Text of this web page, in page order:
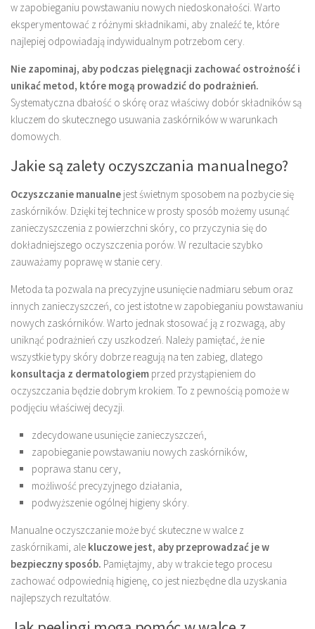
w zapobieganiu powstawaniu nowych niedoskonałości. Warto
eksperymentować z różnymi składnikami, aby znaleźć te, które
najlepiej odpowiadają indywidualnym potrzebom cery.
Nie zapominaj, aby podczas pielęgnacji zachować ostrożność i
unikać metod, które mogą prowadzić do podrażnień.
Systematyczna dbałość o skórę oraz właściwy dobór składników są
kluczem do skutecznego usuwania zaskórników w warunkach
domowych.
Jakie są zalety oczyszczania manualnego?
Oczyszczanie manualne jest świetnym sposobem na pozbycie się
zaskórników. Dzięki tej technice w prosty sposób możemy usunąć
zanieczyszczenia z powierzchni skóry, co przyczynia się do
dokładniejszego oczyszczenia porów. W rezultacie szybko
zauważamy poprawę w stanie cery.
Metoda ta pozwala na precyzyjne usunięcie nadmiaru sebum oraz
innych zanieczyszczeń, co jest istotne w zapobieganiu powstawaniu
nowych zaskórników. Warto jednak stosować ją z rozwagą, aby
uniknąć podrażnień czy uszkodzeń. Należy pamiętać, że nie
wszystkie typy skóry dobrze reagują na ten zabieg, dlatego
konsultacja z dermatologiem przed przystąpieniem do
oczyszczania będzie dobrym krokiem. To z pewnością pomoże w
podjęciu właściwej decyzji.
zdecydowane usunięcie zanieczyszczeń,
zapobieganie powstawaniu nowych zaskórników,
poprawa stanu cery,
możliwość precyzyjnego działania,
podwyższenie ogólnej higieny skóry.
Manualne oczyszczanie może być skuteczne w walce z
zaskórnikami, ale kluczowe jest, aby przeprowadzać je w
bezpieczny sposób. Pamiętajmy, aby w trakcie tego procesu
zachować odpowiednią higienę, co jest niezbędne dla uzyskania
najlepszych rezultatów.